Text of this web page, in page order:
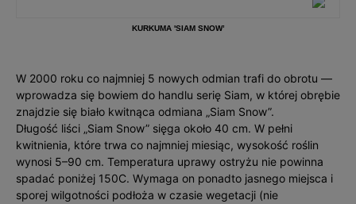
KURKUMA 'SIAM SNOW’
W 2000 roku co najmniej 5 nowych odmian trafi do obrotu —
wprowadza się bowiem do handlu serię Siam, w której obrębie
znajdzie się biało kwitnąca odmiana „Siam Snow”.
Długość liści „Siam Snow” sięga około 40 cm. W pełni
kwitnienia, które trwa co najmniej miesiąc, wysokość roślin
wynosi 5–90 cm. Temperatura uprawy ostryżu nie powinna
spadać poniżej 150C. Wymaga on ponadto jasnego miejsca i
sporej wilgotności podłoża w czasie wegetacji (nie